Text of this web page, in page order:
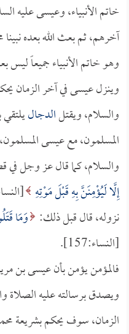
خاتم الأنبياء، وعيسى عليه
آخرهم، ثم بعث الله بعده
وهو خاتم الأنبياء جميعاً ليس
وينزل عيسى في آخر الزمان
والسلام، ويقتلالدجال
المسلمون، مع عيسى
والسلام، كما قال عز وجل
إِلَّا لَيُؤْمِنَنَّ بِهِ قَبْلَ مَوْتِهِ
نزوله، قال قبل ذلك: وَمَا
[النساء:157].
فالمؤمن يؤمن بأن عيسى بن
ويصدق برسالته عليه الصلاة
الزمان، سوف يحكم بشريعة